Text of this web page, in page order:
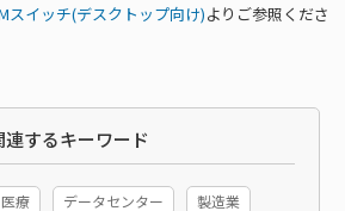
スイッチ(デスクトップ向け)よりご参照くださ
するキーワード
医療 データセンター 製造業